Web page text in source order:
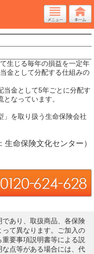
生じる毎年の損益を一定年
金として分配する仕組みの
当金として5年ごとに分配す
なっています。
」を取り扱う生命保険会社
生命保険文化センター）
あり、取扱商品、各保険
て異なります。ご加入の
要事項説明書等による説
点等がある場合には、代